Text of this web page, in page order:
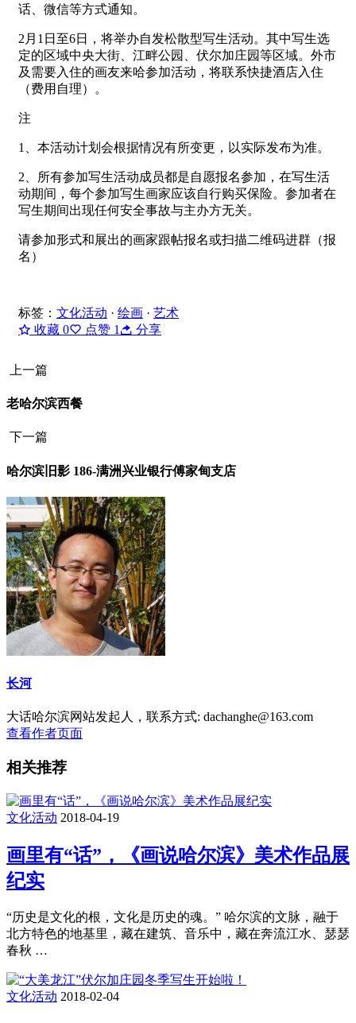
话、微信等方式通知。
2月1日至6日，将举办自发松散型写生活动。其中写生选
定的区域中央大街、江畔公园、伏尔加庄园等区域。外市
及需要入住的画友来哈参加活动，将联系快捷酒店入住
（费用自理）。
注
1、本活动计划会根据情况有所变更，以实际发布为准。
2、所有参加写生活动成员都是自愿报名参加，在写生活
动期间，每个参加写生画家应该自行购买保险。参加者在
写生期间出现任何安全事故与主办方无关。
请参加形式和展出的画家跟帖报名或扫描二维码进群（报
名）
标签： 文化活动 · 绘画 · 艺术
收藏 0 点赞 1 分享
上一篇
老哈尔滨西餐
下一篇
哈尔滨旧影 186-满洲兴业银行傅家甸支店
长河
大话哈尔滨网站发起人，联系方式: dachanghe@163.com
查看作者页面
相关推荐
文化活动 2018-04-19
画里有“话”，《画说哈尔滨》美术作品展
纪实
“历史是文化的根，文化是历史的魂。” 哈尔滨的文脉，融于
北方特色的地基里，藏在建筑、音乐中，藏在奔流江水、瑟瑟
春秋 …
文化活动 2018-02-04